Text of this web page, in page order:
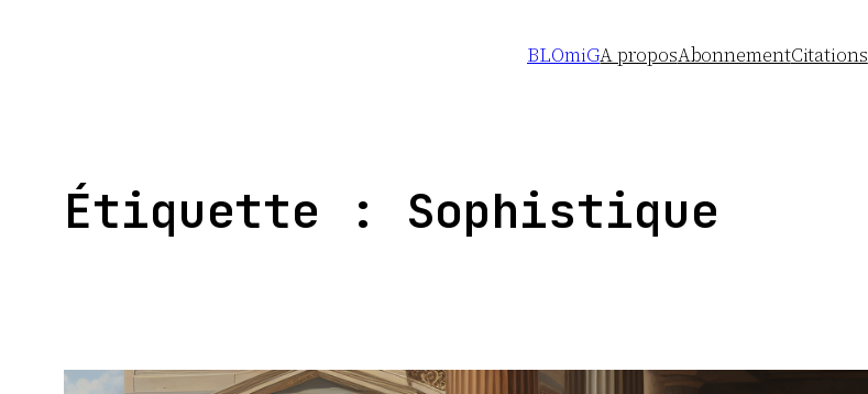
BLOmiGA proposAbonnementCitations
Étiquette : Sophistique